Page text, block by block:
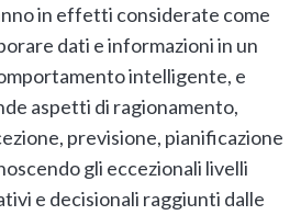
in effetti considerate come
dati e informazioni in un
intelligente, e
aspetti di ragionamento,
previsione, pianificazione
gli eccezionali livelli
e decisionali raggiunti dalle